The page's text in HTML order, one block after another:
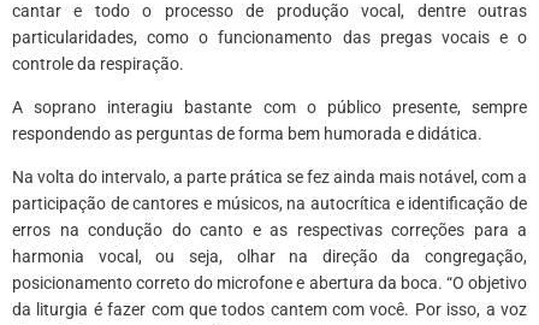
cantar e todo o processo de produção vocal, dentre outras
particularidades, como o funcionamento das pregas vocais e o
controle da respiração.
A soprano interagiu bastante com o público presente, sempre
respondendoas perguntas de forma bem humorada e didática.
Na volta do intervalo, a parte prática se fez ainda mais notável, com a
participação de cantores e músicos, na autocrítica e identificação de
erros na condução do canto e as respectivas correções para a
harmonia vocal, ou seja, olhar na direção da congregação,
posicionamento correto do microfone e abertura da boca. “O objetivo
da liturgia é fazer com que todos cantem com você. Por isso, a voz